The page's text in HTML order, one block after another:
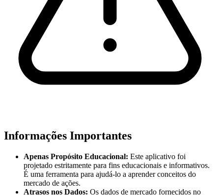
Informações Importantes
Apenas Propósito Educacional: Este aplicativo foi
projetado estritamente para fins educacionais e informativos.
É uma ferramenta para ajudá-lo a aprender conceitos do
mercado de ações.
Atrasos nos Dados: Os dados de mercado fornecidos no